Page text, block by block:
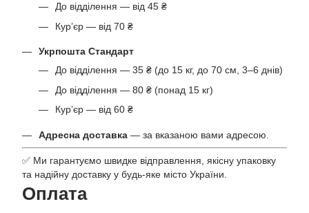
До відділення — від 45 ₴
Кур’єр — від 70 ₴
Укрпошта Стандарт
До відділення — 35 ₴ (до 15 кг, до 70 см, 3–6 днів)
До відділення — 80 ₴ (понад 15 кг)
Кур’єр — від 60 ₴
Адресна доставка — за вказаною вами адресою.
✅ Ми гарантуємо швидке відправлення, якісну упаковку
та надійну доставку у будь-яке місто України.
Оплата